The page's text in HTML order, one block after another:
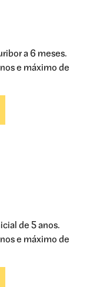
a 6 meses.
e máximo de
de 5 anos.
e máximo de